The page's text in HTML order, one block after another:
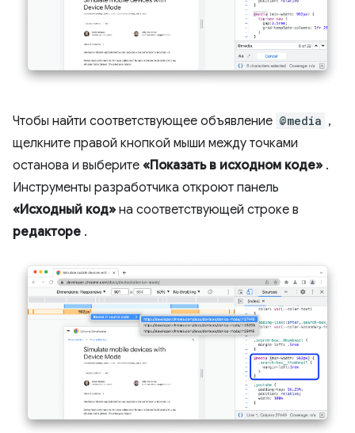
Чтобы найти соответствующее объявление @media ,
щелкните правой кнопкой мыши между точками
останова и выберите «Показать в исходном коде» .
Инструменты разработчика откроют панель
«Исходный код» на соответствующей строке в
редакторе .